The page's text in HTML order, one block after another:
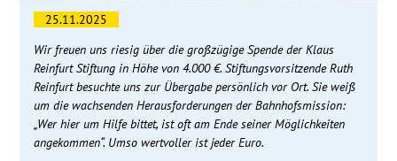
25.11.2025
Wir freuen uns riesig über die großzügige Spende der Klaus
Reinfurt Stiftung in Höhe von 4.000 €. Stiftungsvorsitzende Ruth
Reinfurt besuchte uns zur Übergabe persönlich vor Ort. Sie weiß
um die wachsenden Herausforderungen der Bahnhofsmission:
„Wer hier um Hilfe bittet, ist oft am Ende seiner Möglichkeiten
angekommen“. Umso wertvoller ist jeder Euro.